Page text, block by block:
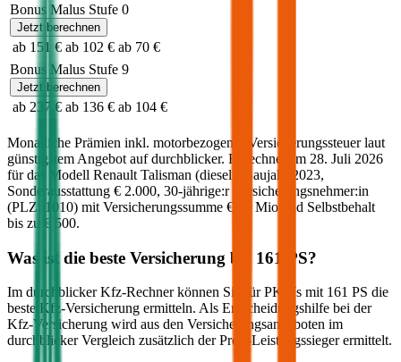
Bonus Malus Stufe 0
Jetzt berechnen
ab 151 € ab 102 € ab 70 €
Bonus Malus Stufe 9
Jetzt berechnen
ab 237 € ab 136 € ab 104 €
Monatliche Prämien inkl. motorbezogener Versicherungssteuer laut
günstigstem Angebot auf durchblicker. Berechnet am 28. Juli 2026
für das Modell Renault Talisman (diesel , Baujahr 2023,
Sonderausstattung € 2.000, 30-jährige:rVersicherungsnehmer:in
(PLZ:
1010) mit Versicherungssumme € 20 Mio und Selbstbehalt
bis zu
€ 500.
Was ist die beste Versicherung bei 161 PS?
Im durchblicker Kfz-Rechner können Sie für PKWs mit 161 PS die
beste Kfz-Versicherung ermitteln. Als Entscheidungshilfe bei der
Kfz-Versicherung wird aus den Versicherungsangeboten im
durchblicker Vergleich zusätzlich der Preis-Leistungssieger ermittelt.